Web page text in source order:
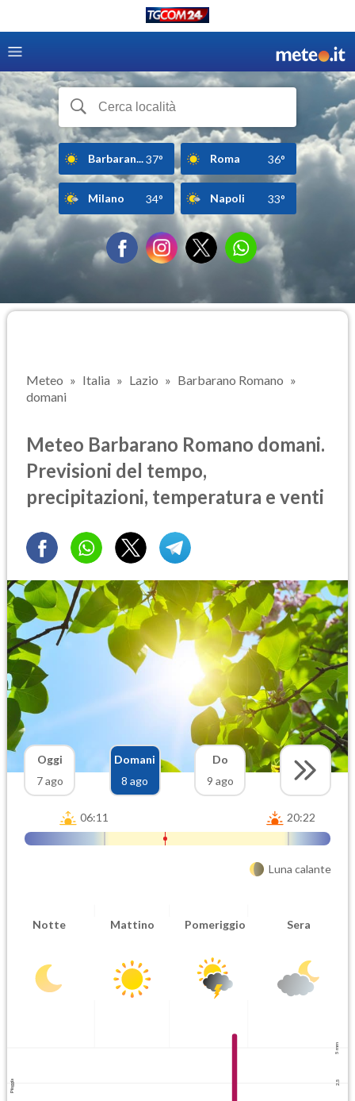
Barbaran...37° Roma 36°
Milano 34° Napoli 33°
Meteo Italia Lazio
Barbarano Romano
domani
Meteo Barbarano Romano domani.
Previsioni del tempo,
precipitazioni, temperatura e venti
Oggi
7 ago
Domani
8 ago
Do
9 ago
06:11 20:22
Luna calante
Notte Mattino Pomeriggio Sera
5 mm
2.5
Pioggia